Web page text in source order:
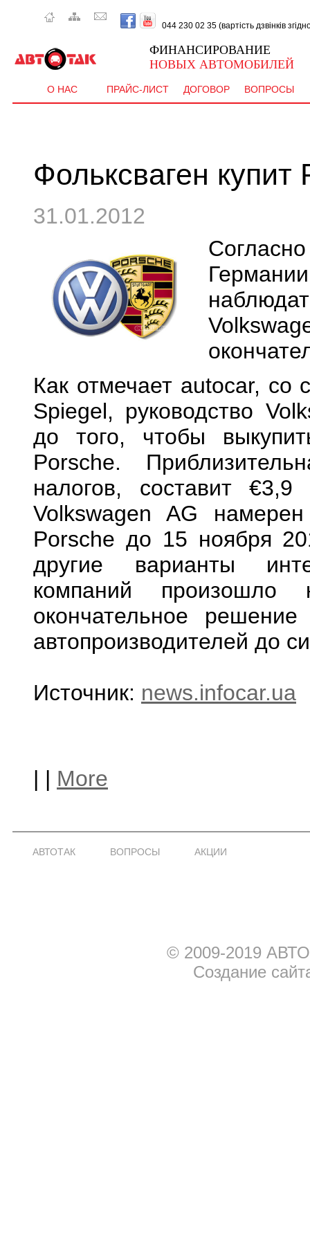
044 230 02 35 (вартість дзвінків
ФИНАНСИРОВАНИЕ
НОВЫХ АВТОМОБИЛЕЙ
О НАС ПРАЙС-ЛИСТ ДОГОВОР ВОПРОСЫ
Фольксваген
31.01.2012
Как отмечает autocar, со
Spiegel, руководство
до того, чтобы
Porsche.
налогов, составит
Volkswagen AG
Porsche до 15 ноября
другие варианты
компаний
окончательное
автопроизводителей до
Источник: news.infocar.ua
| | More
АВТОТАК ВОПРОСЫ АКЦИИ
© 2009-2019
Создание